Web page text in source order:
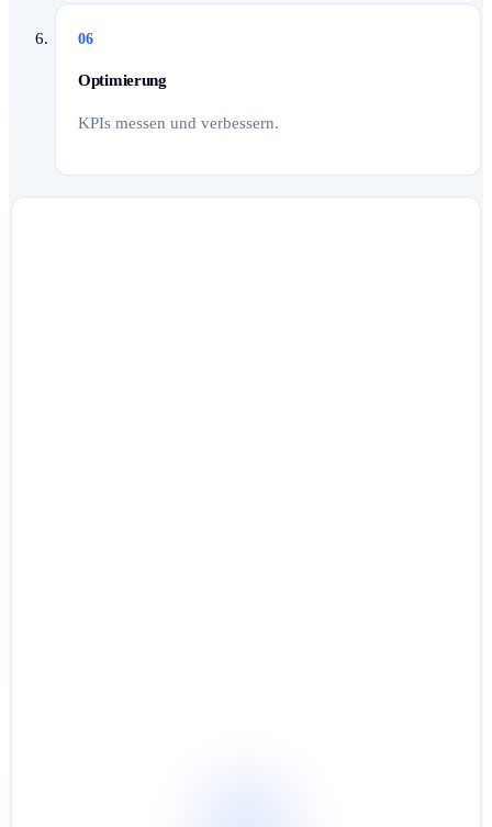
06
Optimierung
KPIs messen und verbessern.